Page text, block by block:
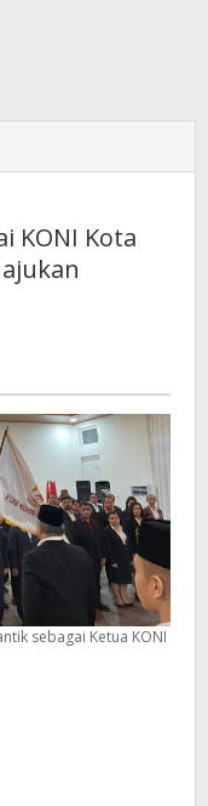
KONI Kota
sebagai Ketua KONI